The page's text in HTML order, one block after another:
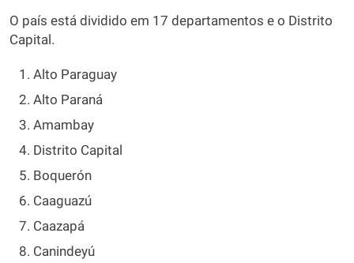
O país está dividido em 17 departamentos e o Distrito
Capital.
Alto Paraguay
Alto Paraná
Amambay
Distrito Capital
Boquerón
Caaguazú
Caazapá
Canindeyú